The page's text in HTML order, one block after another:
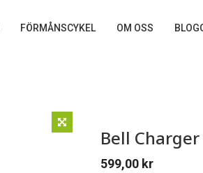
FÖRMÅNSCYKEL OM OSS
Bell
599,00 kr